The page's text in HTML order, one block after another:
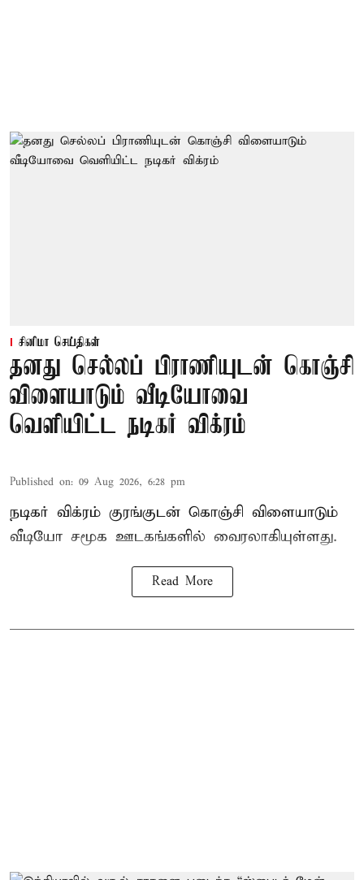
சினிமா செய்திகள்
தனது செல்லப் பிராணியுடன் கொஞ்சி
விளையாடும் வீடியோவை
வெளியிட்ட நடிகர் விக்ரம்
Published on: 09 Aug 2026, 6:28 pm
நடிகர் விக்ரம் குரங்குடன் கொஞ்சி விளையாடும்
வீடியோ சமூக ஊடகங்களில் வைரலாகியுள்ளது.
Read More